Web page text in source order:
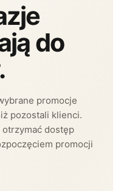
do
promocje
pozostali klienci.
dostęp
promocji